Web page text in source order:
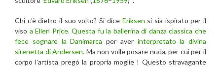
Chi c’è dietro il suo volto? Si dice Eriksen si sia ispirato per il
viso a Ellen Price. Questa fu la ballerina di danza classica che
fece sognare la Danimarca per aver interpretato la divina
sirenetta di Andersen. Ma non volle posare nuda, per cui per il
corpo l’artista pregò la propria moglie ! Questo stravagante